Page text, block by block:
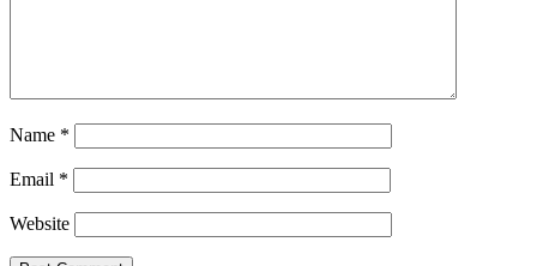
Website
Video Stories